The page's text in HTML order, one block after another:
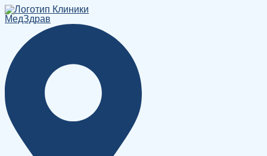
Перейти
к
содержимому